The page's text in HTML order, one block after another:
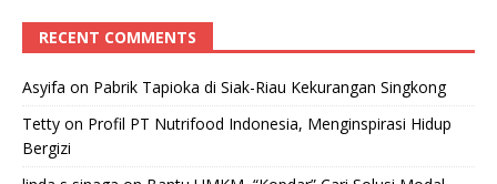
RECENT COMMENTS
Asyifa on Pabrik Tapioka di Siak-Riau Kekurangan Singkong
Tetty on Profil PT Nutrifood Indonesia, Menginspirasi Hidup
Bergizi